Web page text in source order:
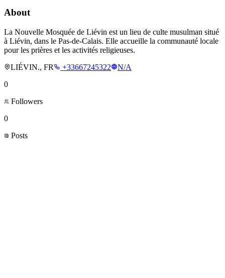
About
La Nouvelle Mosquée de Liévin est un lieu de culte musulman situé
à Liévin, dans le Pas-de-Calais. Elle accueille la communauté locale
pour les prières et les activités religieuses.
LIÉVIN., FR
+33667245322
N/A
0
Followers
0
Posts